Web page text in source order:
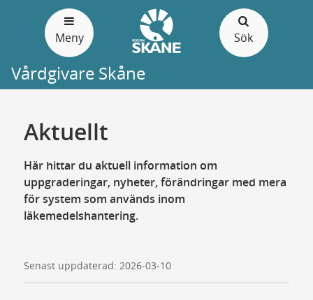
Meny Sök
Vårdgivare Skåne
Aktuellt
Här hittar du aktuell information om
uppgraderingar, nyheter, förändringar med mera
för system som används inom
läkemedelshantering.
Senast uppdaterad: 2026-03-10